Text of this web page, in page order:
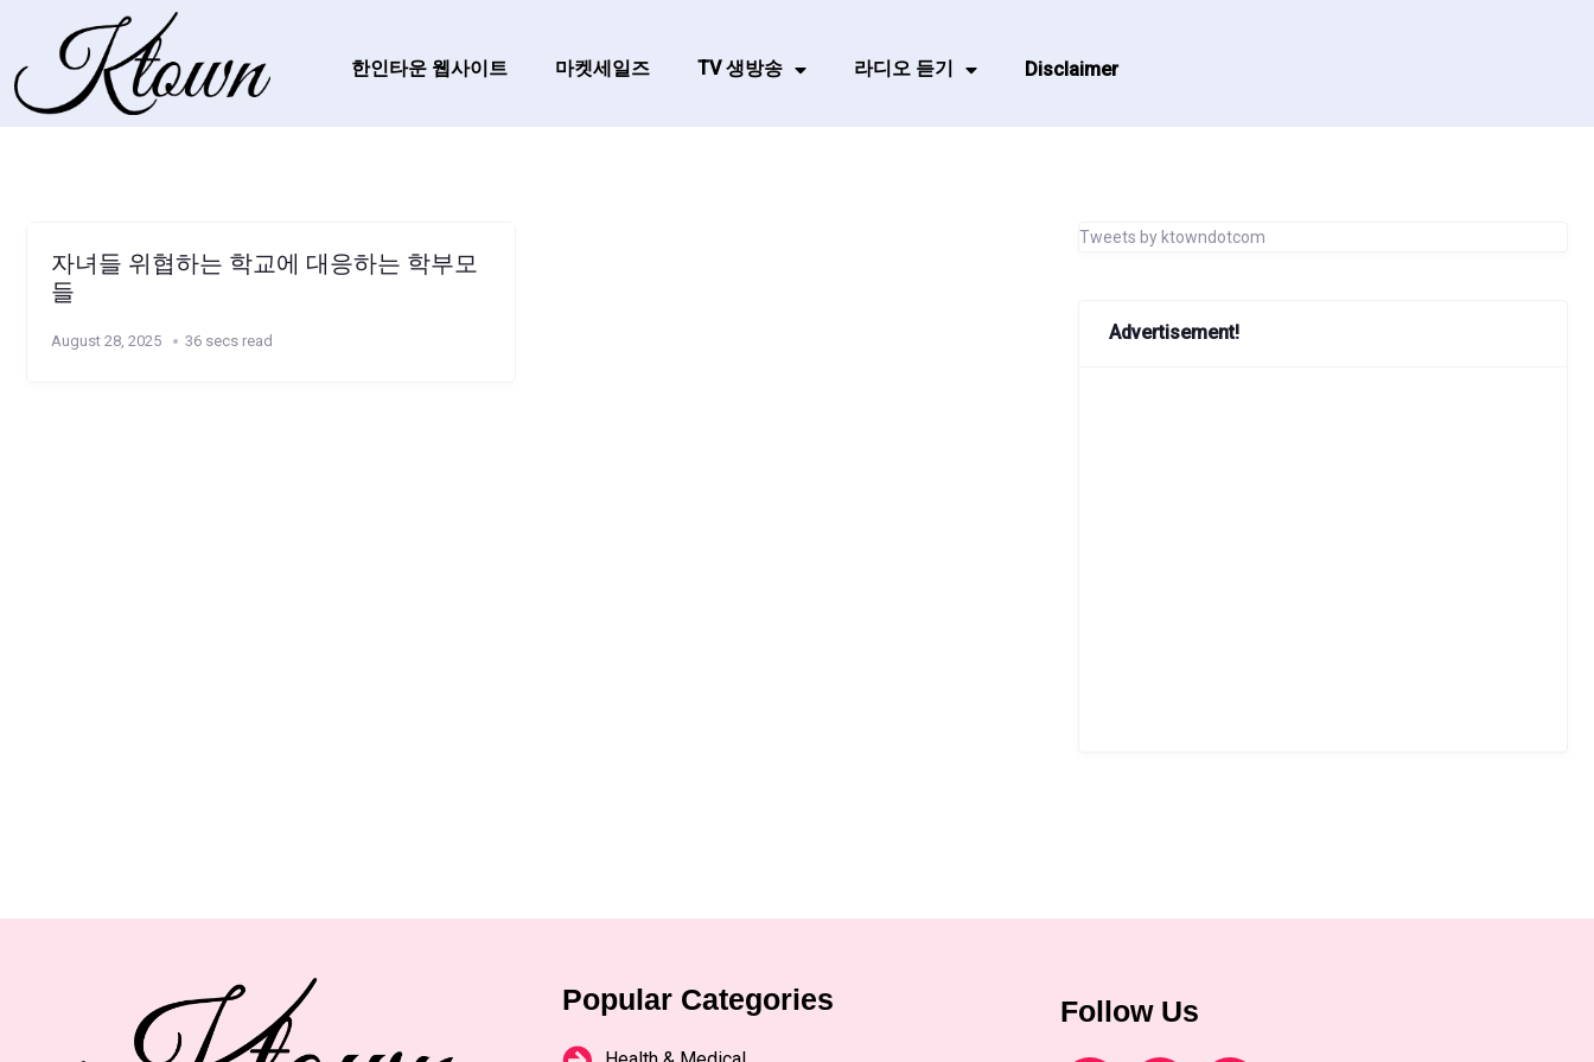
한인타운 웹사이트 마켓세일즈 TV 생방송 라디오 듣기 Disclaimer
자녀들 위협하는 학교에 대응하는 학부모
들
August 28, 2025 36 secs read
Tweets by ktowndotcom
Advertisement!
Popular Categories Follow Us